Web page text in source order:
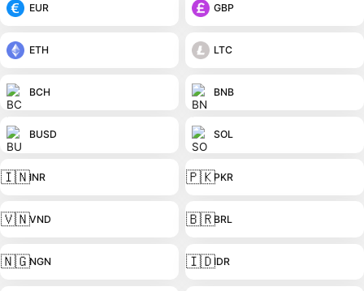
EUR GBP
ETH LTC
BCH BNB
BUSD SOL
🇮🇳INR 🇵🇰PKR
🇻🇳VND 🇧🇷BRL
🇳🇬NGN 🇮🇩IDR